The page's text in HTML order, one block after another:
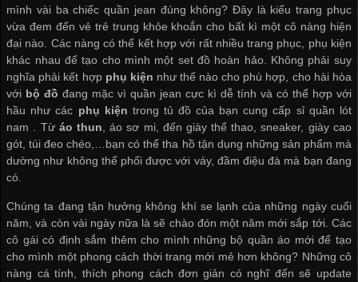
mình vài ba chiếc quần jean đúng không? Đây là kiểu trang phục
vừa đem đến vẻ trẻ trung khỏe khoắn cho bất kì một cô nàng hiện
đại nào. Các nàng có thể kết hợp với rất nhiều trang phục, phụ kiện
khác nhau để tạo cho mình một set đồ hoàn hảo. Không phải suy
nghĩa phải kết hợp phụ kiện như thế nào cho phù hợp, cho hài hòa
với bộ đồ đang mặc vì quần jean cực kì dễ tính và có thể hợp với
hầu như các phụ kiện trong tủ đồ của bạncung cấp sỉ quần lót
nam . Từ áo thun, áo sơ mi, đến giày thể thao, sneaker, giày cao
gót, túi đeo chéo,…bạn có thể tha hồ tận dụng những sản phẩm mà
dường như không thể phối được với váy, đầm điệu đà mà bạn đang
có.
Chúng ta đang tận hưởng không khí se lạnh của những ngày cuối
năm, và còn vài ngày nữa là sẽ chào đón một năm mới sắp tới. Các
cô gái có định sắm thêm cho mình những bộ quần áo mới để tạo
cho mình một phong cách thời trang mới mẻ hơn không? Những cô
nàng cá tính, thích phong cách đơn giản có nghĩ đến sẽ update